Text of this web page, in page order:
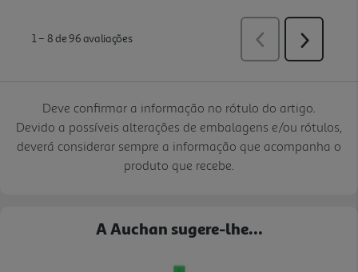
Deve confirmar a informação no rótulo do artigo.
Devido a possíveis alterações de embalagens e/ou rótulos,
deverá considerar sempre a informação que acompanha o
produto que recebe.
A Auchan sugere-lhe...